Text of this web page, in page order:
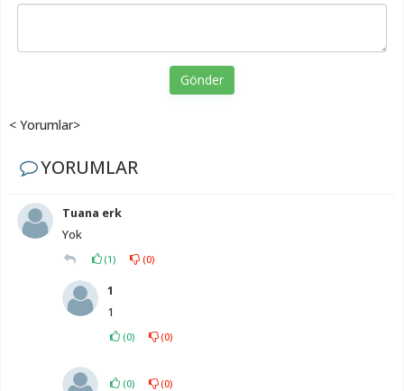
Gönder
< Yorumlar>
YORUMLAR
Tuana erk
Yok
(1) (0)
1
1
(0) (0)
(0) (0)